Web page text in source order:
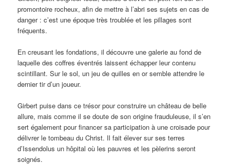
promontoire rocheux, afin de mettre à l’abri ses sujets en cas de
danger : c’est une époque très troublée et les pillages sont
fréquents.
En creusant les fondations, il découvre une galerie au fond de
laquelle des coffres éventrés laissent échapper leur contenu
scintillant. Sur le sol, un jeu de quilles en or semble attendre le
dernier tir d’un joueur.
Girbert puise dans ce trésor pour construire un château de belle
allure, mais comme il se doute de son origine frauduleuse, il s’en
sert également pour financer sa participation à une croisade pour
délivrer le tombeau du Christ. Il fait élever sur ses terres
d’Issendolus un hôpital où les pauvres et les pèlerins seront
soignés.